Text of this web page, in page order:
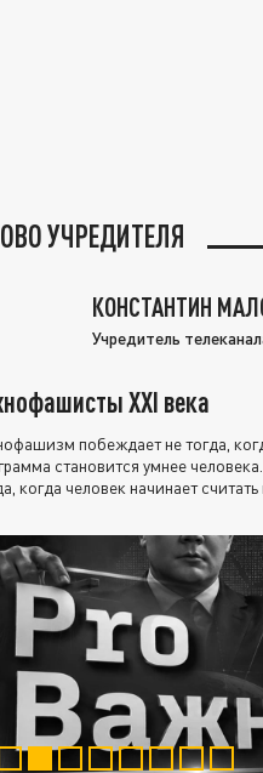
УЧРЕДИТЕЛЯ
КОНСТАНТИН
Учредитель
XXI века
побеждает не тогда,
становится умнее
когда человек начинает